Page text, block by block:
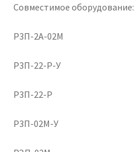
Совместимое оборудование:
Р3П-2А-02М
Р3П-22-Р-У
Р3П-22-Р
Р3П-02М-У